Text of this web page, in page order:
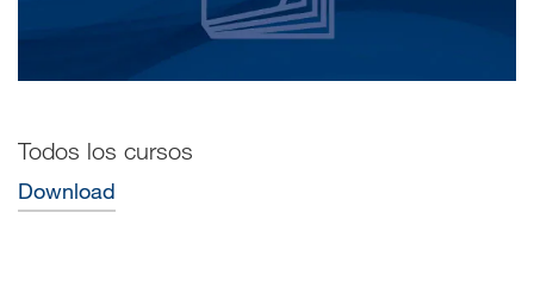
Todos los cursos
Download